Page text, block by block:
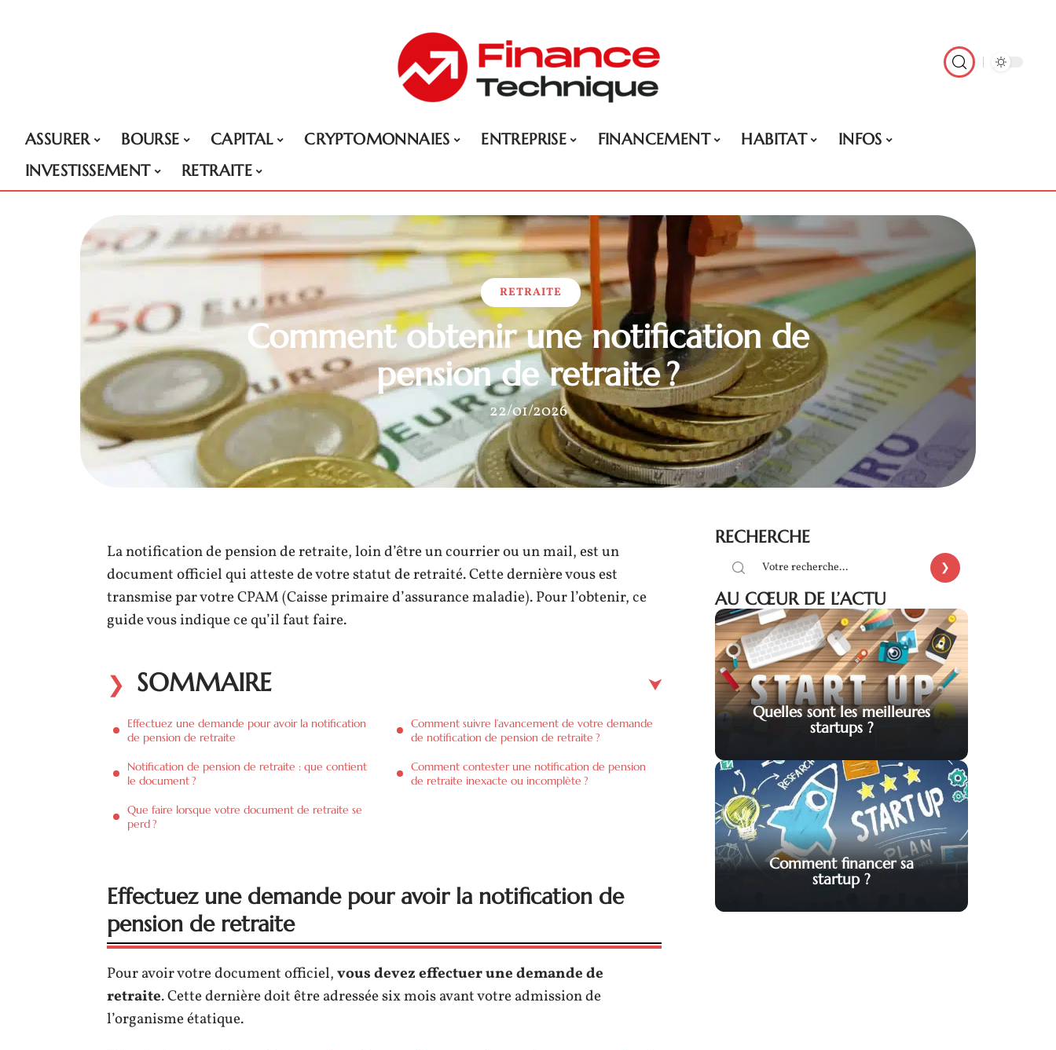
ASSURER BOURSE CAPITAL CRYPTOMONNAIES ENTREPRISE FINANCEMENT HABITAT
INFOS
INVESTISSEMENT
RETRAITE
RETRAITE
Comment obtenir une notification de
pension de retraite ?
22/01/2026
La notification de pension de retraite, loin d’être un courrier ou un mail, est un
document officiel qui atteste de votre statut de retraité. Cette dernière vous est
transmise par votre CPAM (Caisse primaire d’assurance maladie). Pour l’obtenir, ce
guide vous indique ce qu’il faut faire.
SOMMAIRE
Effectuez une demande pour avoir la notification
de pension de retraite
Notification de pension de retraite : que contient
le document ?
Que faire lorsque votre document de retraite se
perd ?
Comment suivre l’avancement de votre demande
de notification de pension de retraite ?
Comment contester une notification de pension
de retraite inexacte ou incomplète ?
Effectuez une demande pour avoir la notification de
pension de retraite
Pour avoir votre document officiel,vous devez effectuer une demande de
retraite. Cette dernière doit être adressée six mois avant votre admission de
l’organisme étatique.
RECHERCHE
AU CŒUR DE L’ACTU
Quelles sont les meilleures
startups ?
Comment financer sa
startup ?